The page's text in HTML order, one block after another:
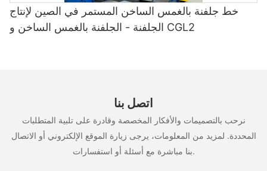
تجعلها تبرز في الصناعة. من خلال اختيار أحد هذه الشركات المصنعة،
يمكنك التأكد من أنك تحصل على منتج عالي الجودة يلبي احتياجاتك
خط جلفنة بالغمس الساخن المستمر في الصين لإنتاج
الجلفنة - الجلفنة بالغمس الساخن و CGL2
اتصل بنا
نرحب بالتصميمات والأفكار المخصصة وقادرة على تلبية المتطلبات
المحددة. لمزيد من المعلومات، يرجى زيارة الموقع الإلكتروني أو الاتصال
بنا مباشرة مع أسئلة أو استفسارات.